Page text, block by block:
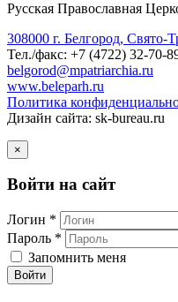
Русская Православная
308000 г. Белгород, Свято-
Тел./факс: +7 (4722) 32-70-
belgorod@mpatriarchia.ru
www.beleparh.ru
Политика
Дизайн сайта: sk-bureau.ru
×
Войти на сайт
Логин *
Пароль *
Запомнить меня
Войти